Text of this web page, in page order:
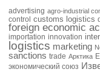
advertising agro-industrial
control customs logistics
foreign economic
importation innovation
logistics marketing
sanctions trade Арктика
экономический союз